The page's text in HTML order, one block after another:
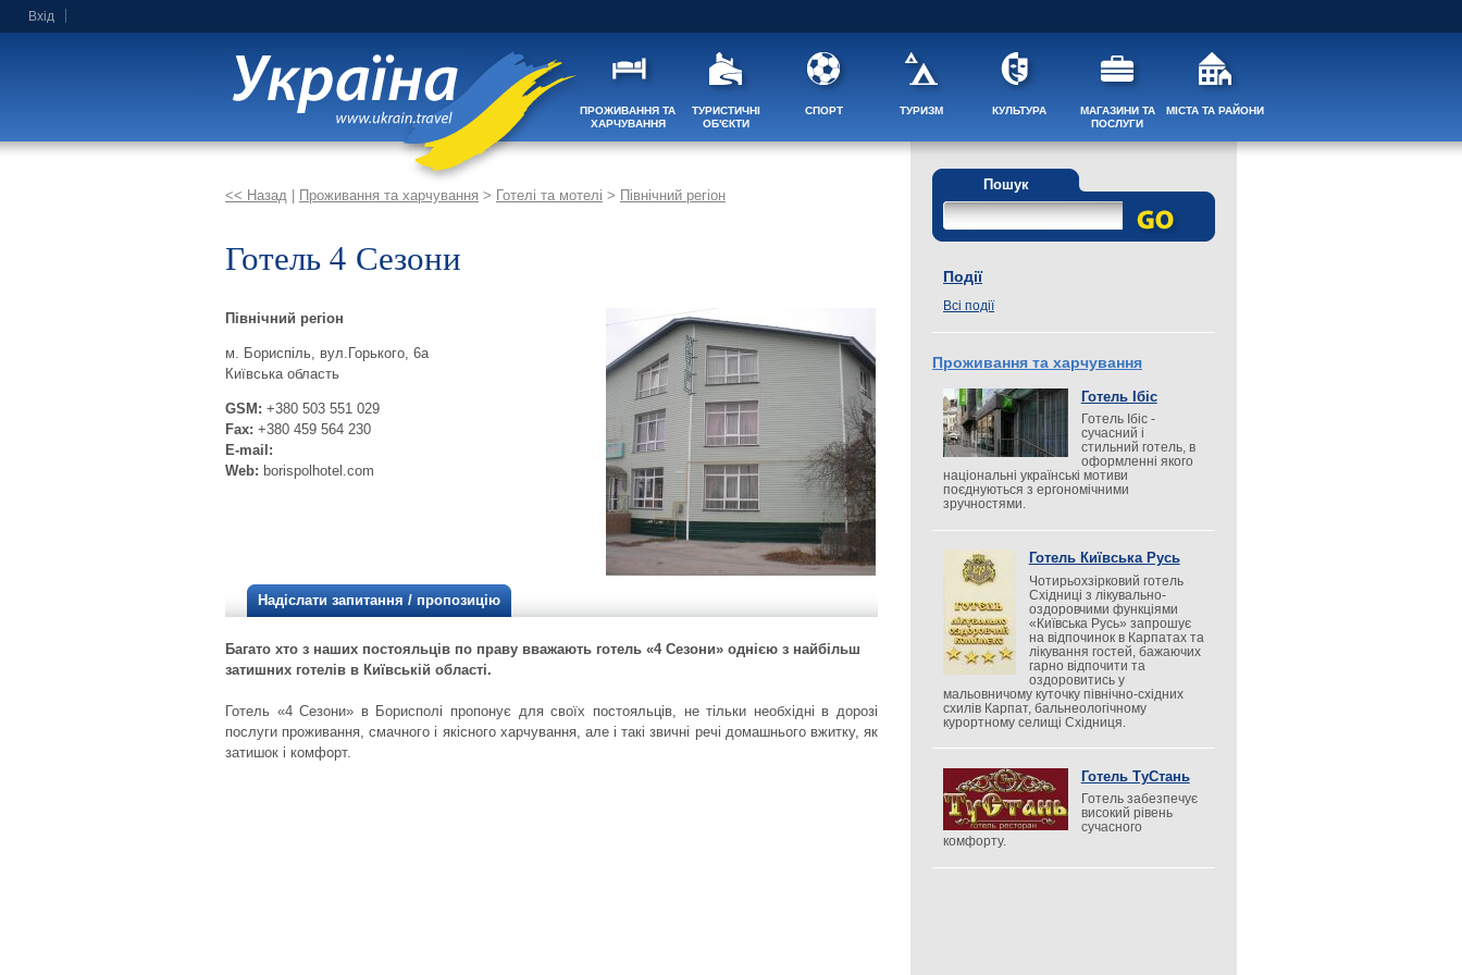
Вхід
ПРОЖИВАННЯ ТА
ХАРЧУВАННЯ
ТУРИСТИЧНІ
ОБ'ЄКТИ
СПОРТ ТУРИЗМ КУЛЬТУРА
МАГАЗИНИ ТА
ПОСЛУГИ
МІСТА ТА РАЙОНИ
<< Назад Проживання та харчування > Готелі та мотелі > Північний регіон
Готель 4 Сезони
Північний регіон
м. Бориспіль, вул.Горького, 6а
Київська область
GSM: +380 503 551 029
Fax: +380 459 564 230
E-mail:
Web: borispolhotel.com
Надіслати запитання / пропозицію
Багато хто з наших постояльців по праву вважають готель «4 Сезони» однією з найбільш
затишних готелів в Київській області.
Готель «4 Сезони» в Борисполі пропонує для своїх постояльців, не тільки необхідні в дорозі
послуги проживання, смачного і якісного харчування, але і такі звичні речі домашнього вжитку, як
затишок і комфорт.
Пошук
Події
Всі події
Проживання та харчування
Готель Ібіс
Готель Ібіс -
сучасний і
стильний готель, в
оформленні якого
національні українські мотиви
поєднуються з ергономічними
зручностями.
Готель Київська Русь
Чотирьохзірковий готель
Східниці з лікувально-
оздоровчими функціями
«Київська Русь» запрошує
на відпочинок в Карпатах та
лікування гостей, бажаючих
гарно відпочити та
оздоровитись у
мальовничому куточку північно-східних
схилів Карпат, бальнеологічному
курортному селищі Східниця.
Готель ТуСтань
Готель забезпечує
високий рівень
сучасного
комфорту.